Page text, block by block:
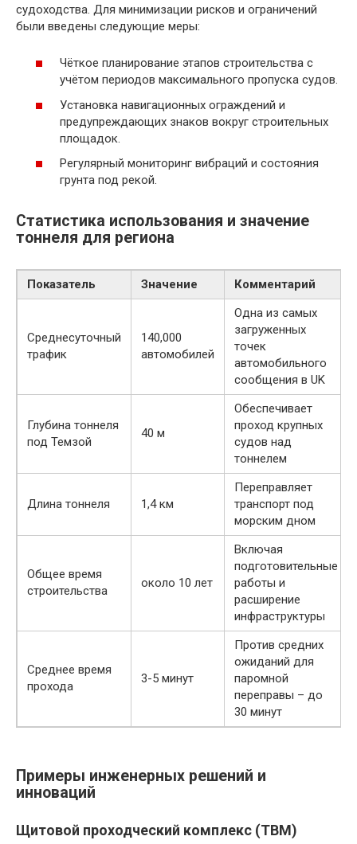
судоходства. Для минимизации рисков и ограничений
были введены следующие меры:
Чёткое планирование этапов строительства с
учётом периодов максимального пропуска судов.
Установка навигационных ограждений и
предупреждающих знаков вокруг строительных
площадок.
Регулярный мониторинг вибраций и состояния
грунта под рекой.
Статистика использования и значение
тоннеля для региона
Показатель Значение Комментарий
Среднесуточный
трафик
140,000
автомобилей
Одна из самых
загруженных
точек
автомобильного
сообщения в UK
Глубина тоннеля
под Темзой
40 м
Обеспечивает
проход крупных
судов над
тоннелем
Длина тоннеля 1,4 км
Переправляет
транспорт под
морским дном
Общее время
строительства
около 10 лет
Включая
подготовительные
работы и
расширение
инфраструктуры
Среднее время
прохода
3-5 минут
Против средних
ожиданий для
паромной
переправы – до
30 минут
Примеры инженерных решений и
инноваций
Щитовой проходческий комплекс (TBM)